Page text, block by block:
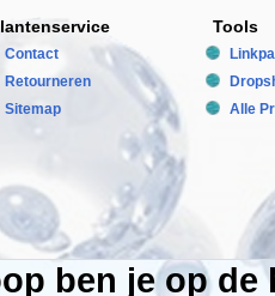
Contact
Retourneren
Sitemap
Tools
Alle
ben je op